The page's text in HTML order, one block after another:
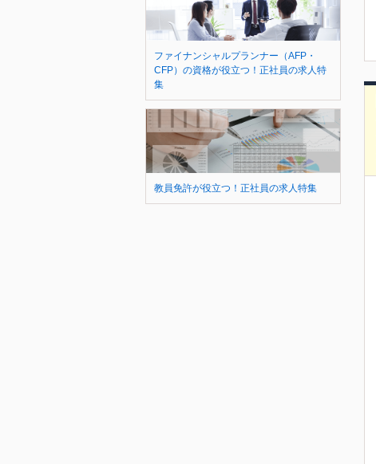
ファイナンシャルプランナー（AFP・
CFP）の資格が役立つ！正社員の求人特
集
教員免許が役立つ！正社員の求人特集